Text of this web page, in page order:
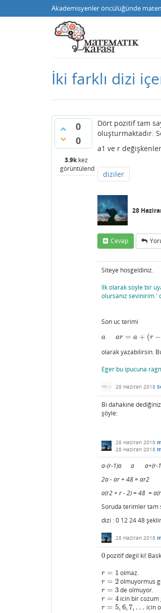
Akademisyenler öncülüğünde
İki farklı dizi
0
0
3.9kkez
görüntülendi
Dört pozitif tam
oluşturmaktadır.
a1 ve r
diziler
28
Cevap
Siteye hosgeldiniz.
Ilk olarak soyle bir
olursanız
Son uc terimi
a ar = a + (r −
a a r= a+( r−1)a
olarak yazabilirsin.
Eger bu ipucuna
28 Haziran 2018
Bi dahakine
şöyle:
28 Haziran 2018
28 Haziran 2018
a-(r-1)a a a+(r-
2a - ar + 48 = ar2
a(r2 + r - 2) = 48 =
Soruda terimler tam
dizi : 0 12 24 48
28 Haziran 2018
0
0 pozitif degil ki!
r = 1
r= 1 olmaz.
r = 2
r= 2 olmuyormus
r = 3
r= 3 de olmuyor.
r = 4
r= 4 icin bir cozum
r = 5, 6, 7, …
r= 5, 6,7 ,…
icin